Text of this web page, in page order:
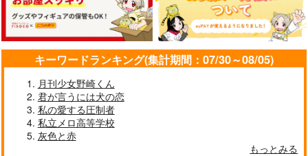
キーワードランキング(集計期間：07/30～08/05)
月刊少女野崎くん
君が言うには犬の恋
私の愛する圧制者
私立メロ高等学校
灰色と赤
もっとみる